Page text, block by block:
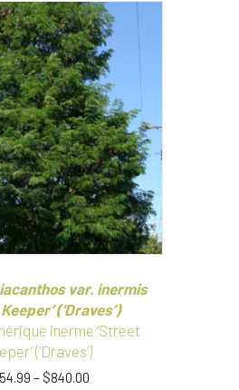
a
plusieurs
variations.
Les
options
peuvent
être
choisies
sur
la
page
du
produit
var. inermis
(‘Draves’)
inerme ‘Street
(‘Draves’)
– $840.00